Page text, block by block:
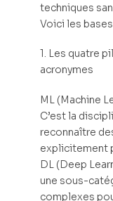
techniques
Voici les
1. Les quatre
acronymes
ML (Machine
C’est la
reconnaître
explicitement
DL (Deep
une sous-
complexes